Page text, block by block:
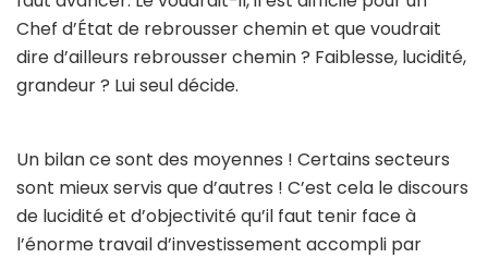
Chef d’État de rebrousser chemin et que voudrait
dire d’ailleurs rebrousser chemin ? Faiblesse, lucidité,
grandeur ? Lui seul décide.
Un bilan ce sont des moyennes ! Certains secteurs
sont mieux servis que d’autres ! C’est cela le discours
de lucidité et d’objectivité qu’il faut tenir face à
l’énorme travail d’investissement accompli par